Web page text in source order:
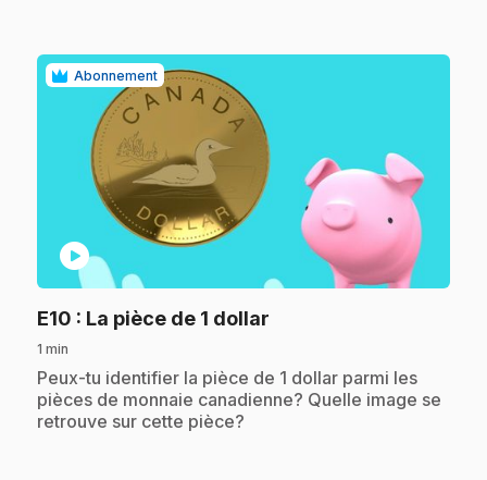
Abonnement
play_circle
E10 : La pièce de 1 dollar
1 min
.Peux-tu identifier la pièce de 1 dollar parmi les
pièces de monnaie canadienne? Quelle image se
retrouve sur cette pièce?